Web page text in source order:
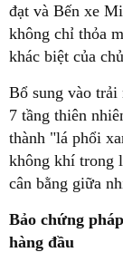
đạt và Bến xe
không chỉ thỏa
khác biệt của
Bổ sung vào
7 tầng thiên
thành "lá phổi
không khí trong
cân bằng giữa
Bảo chứng
hàng đầu